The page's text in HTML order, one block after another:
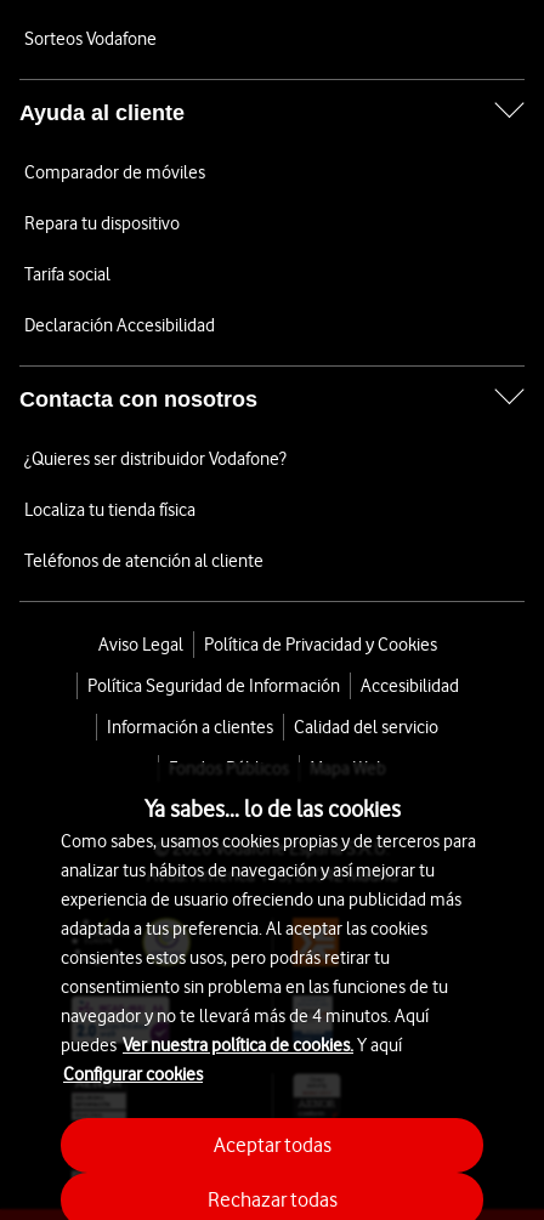
Sorteos Vodafone
Ayuda al cliente
Comparador de móviles
Repara tu dispositivo
Tarifa social
Declaración Accesibilidad
Contacta con nosotros
¿Quieres ser distribuidor Vodafone?
Localiza tu tienda física
Teléfonos de atención al cliente
Aviso Legal
Política de Privacidad y Cookies
Política Seguridad de Información
Accesibilidad
Información a clientes
Calidad del servicio
Fondos Públicos
Mapa Web
© 2026 Vodafone España S.A.U.
Avda. América 115, 28042 Madrid
Ya sabes... lo de las cookies
Como sabes, usamos cookies propias y de terceros para
analizar tus hábitos de navegación y así mejorar tu
experiencia de usuario ofreciendo una publicidad más
adaptada a tus preferencia. Al aceptar las cookies
consientes estos usos, pero podrás retirar tu
consentimiento sin problema en las funciones de tu
navegador y no te llevará más de 4 minutos. Aquí
puedesVer nuestra política de cookies.Y aquí
Configurar cookies
Rechazar todas
Aceptar todas